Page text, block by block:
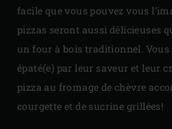
facile que vous pouvez vous
pizzas seront aussi délicieuses
un four à bois traditionnel.
épaté(e) par leur saveur et leur
pizza au fromage de chèvre
courgette et de sucrine grillées!